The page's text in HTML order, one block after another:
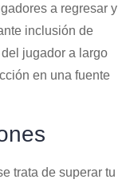
a regresar y
inclusión de
jugador a largo
en una fuente
trata de superar tu